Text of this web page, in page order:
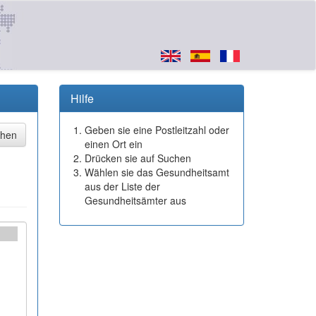
Hilfe
Geben sie eine Postleitzahl oder
einen Ort ein
Drücken sie auf Suchen
Wählen sie das Gesundheitsamt
aus der Liste der
Gesundheitsämter aus